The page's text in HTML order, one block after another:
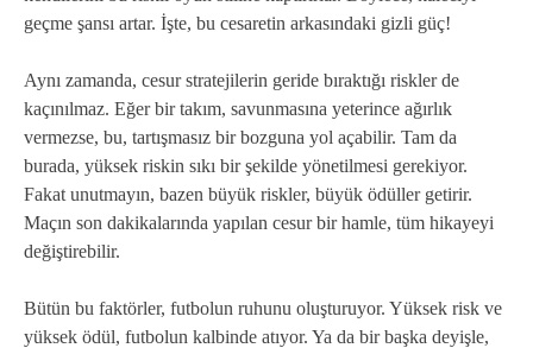
geçme şansı artar. İşte, bu cesaretin arkasındaki gizli güç!
Aynı zamanda, cesur stratejilerin geride bıraktığı riskler de
kaçınılmaz. Eğer bir takım, savunmasına yeterince ağırlık
vermezse, bu, tartışmasız bir bozguna yol açabilir. Tam da
burada, yüksek riskin sıkı bir şekilde yönetilmesi gerekiyor.
Fakat unutmayın, bazen büyük riskler, büyük ödüller getirir.
Maçın son dakikalarında yapılan cesur bir hamle, tüm hikayeyi
değiştirebilir.
Bütün bu faktörler, futbolun ruhunu oluşturuyor. Yüksek risk ve
yüksek ödül, futbolun kalbinde atıyor. Ya da bir başka deyişle,